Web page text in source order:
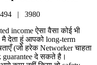
| 3980
income ऐसा वैसा कोई भी
देता हुं आपको long-term
(जो हरेक Networker चाहता
guarantee दे सकते है।